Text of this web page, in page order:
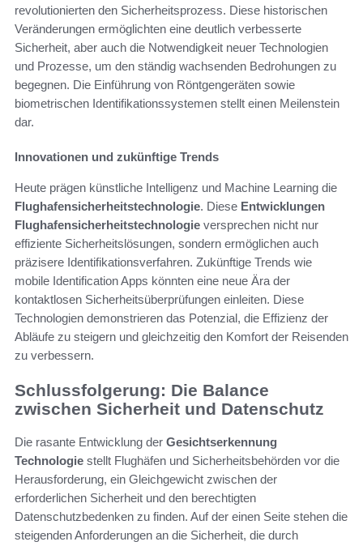
revolutionierten den Sicherheitsprozess. Diese historischen
Veränderungen ermöglichten eine deutlich verbesserte
Sicherheit, aber auch die Notwendigkeit neuer Technologien
und Prozesse, um den ständig wachsenden Bedrohungen zu
begegnen. Die Einführung von Röntgengeräten sowie
biometrischen Identifikationssystemen stellt einen Meilenstein
dar.
Innovationen und zukünftige Trends
Heute prägen künstliche Intelligenz und Machine Learning die
Flughafensicherheitstechnologie. Diese Entwicklungen
Flughafensicherheitstechnologie versprechen nicht nur
effiziente Sicherheitslösungen, sondern ermöglichen auch
präzisere Identifikationsverfahren. Zukünftige Trends wie
mobile Identification Apps könnten eine neue Ära der
kontaktlosen Sicherheitsüberprüfungen einleiten. Diese
Technologien demonstrieren das Potenzial, die Effizienz der
Abläufe zu steigern und gleichzeitig den Komfort der Reisenden
zu verbessern.
Schlussfolgerung: Die Balance
zwischen Sicherheit und Datenschutz
Die rasante Entwicklung der Gesichtserkennung
Technologie stellt Flughäfen und Sicherheitsbehörden vor die
Herausforderung, ein Gleichgewicht zwischen der
erforderlichen Sicherheit und den berechtigten
Datenschutzbedenken zu finden. Auf der einen Seite stehen die
steigenden Anforderungen an die Sicherheit, die durch